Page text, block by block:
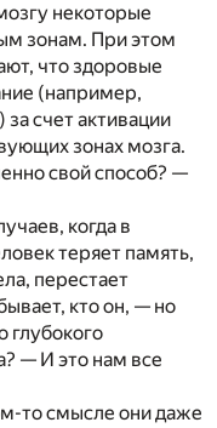
некоторые
зонам. При этом
что здоровые
(например,
счет активации
зонах мозга.
свой способ? —
когда в
теряет память,
перестает
кто он, — но
глубокого
— И это нам все
то смысле они даже